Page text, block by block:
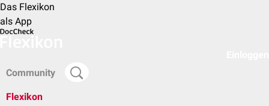
Das Flexikon
als App
Community
Flexikon